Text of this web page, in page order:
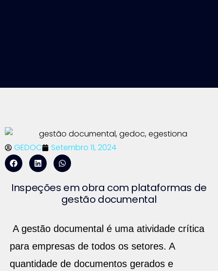
GEDOC Setembro 11, 2024
Inspeções em obra com plataformas de
gestão documental
A gestão documental é uma atividade crítica
para empresas de todos os setores. A
quantidade de documentos gerados e